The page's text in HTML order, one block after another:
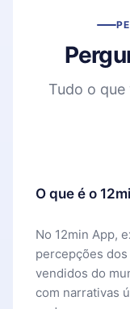
Tudo o
O que é o
No 12min App,
percepções
vendidos do
com narrativas